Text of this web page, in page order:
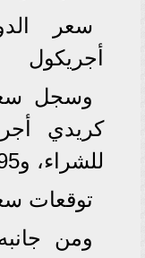
سعر
أجريكول
وسجل
للشراء، و30.95 جنيه للبيع.
توقعات
ومن